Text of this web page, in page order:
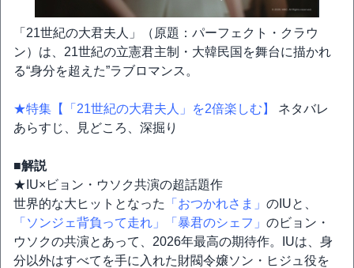
「21世紀の大君夫人」（原題：パーフェクト・クラウ
ン）は、21世紀の立憲君主制・大韓民国を舞台に描かれ
る“身分を超えた”ラブロマンス。
★特集【「21世紀の大君夫人」を2倍楽しむ】
ネタバレ
あらすじ、見どころ、深掘り
■解説
★IU×ビョン・ウソク共演の超話題作
世界的な大ヒットとなった
「おつかれさま」 のIUと、
「ソンジェ背負って走れ」
「暴君のシェフ」 のビョン・
ウソクの共演とあって、2026年最高の期待作。IUは、身
分以外はすべてを手に入れた財閥令嬢ソン・ヒジュ役を